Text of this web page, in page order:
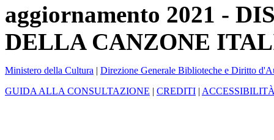
aggiornamento 2021 -
DELLA CANZONE
Ministero della Cultura | Direzione Generale Biblioteche e Diritto
GUIDA ALLA CONSULTAZIONE | CREDITI |